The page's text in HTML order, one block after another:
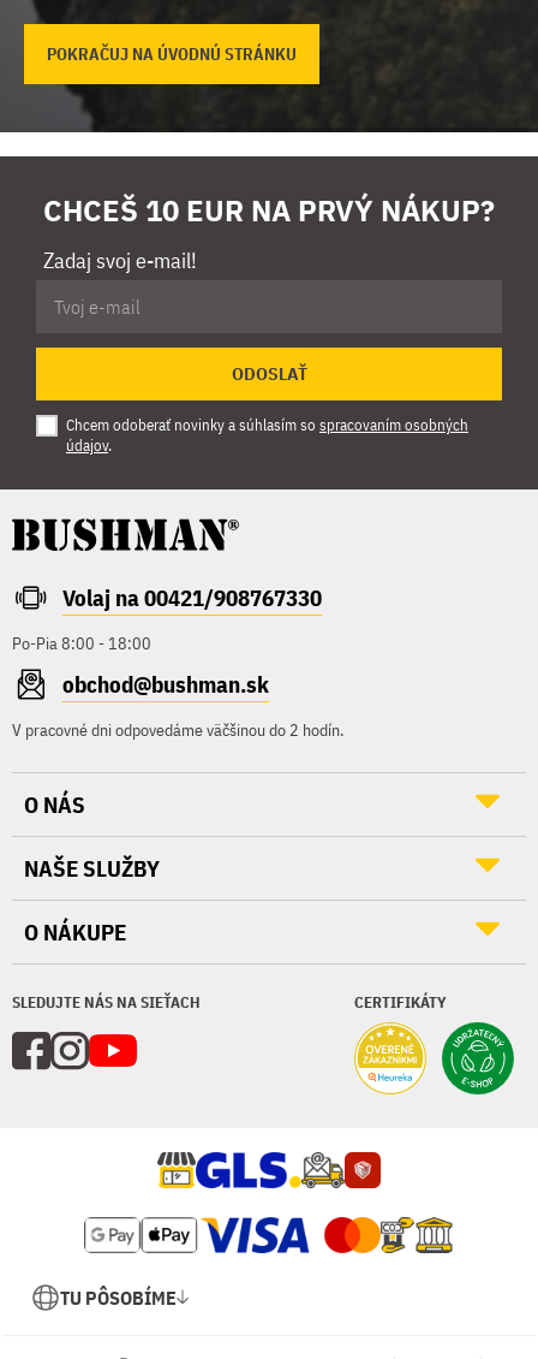
POKRAČUJ NA ÚVODNÚ STRÁNKU
CHCEŠ 10 EUR NA PRVÝ NÁKUP?
Zadaj svoj e-mail!
ODOSLAŤ
Chcem odoberať novinky a súhlasím so spracovaním osobných
údajov.
Volaj na 00421/908767330
Po-Pia 8:00 - 18:00
obchod@bushman.sk
V pracovné dni odpovedáme väčšinou do 2 hodín.
SLEDUJTE NÁS NA SIEŤACH CERTIFIKÁTY
O NÁS
NAŠE SLUŽBY
O NÁKUPE
TU PÔSOBÍME